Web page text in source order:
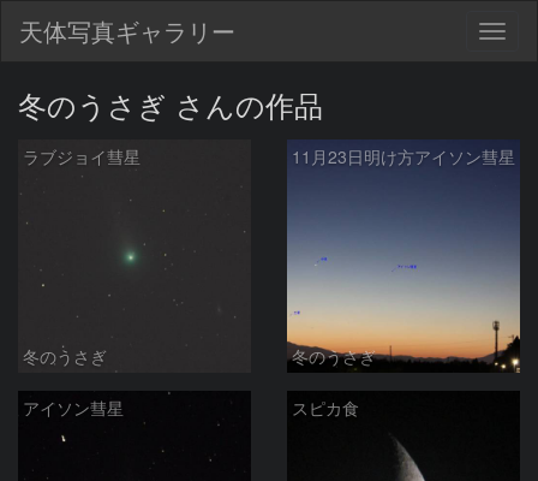
天体写真ギャラリー
冬のうさぎ さんの作品
ラブジョイ彗星
冬のうさぎ
11月23日明け方アイソン彗星
冬のうさぎ
アイソン彗星 スピカ食